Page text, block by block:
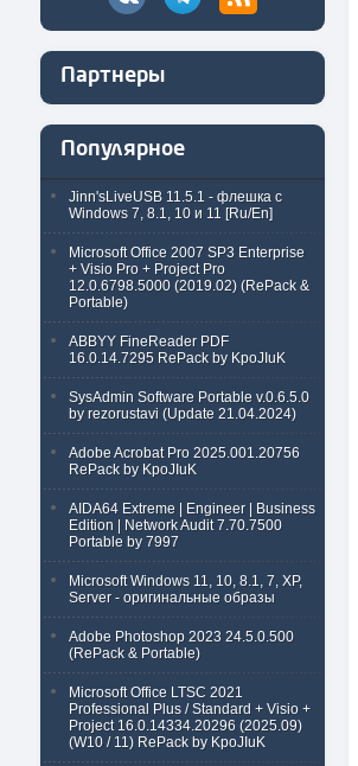
Партнеры
Популярное
Jinn'sLiveUSB 11.5.1 - флешка с
Windows 7, 8.1, 10 и 11 [Ru/En]
Microsoft Office 2007 SP3 Enterprise
+ Visio Pro + Project Pro
12.0.6798.5000 (2019.02) (RePack &
Portable)
ABBYY FineReader PDF
16.0.14.7295 RePack by KpoJIuK
SysAdmin Software Portable v.0.6.5.0
by rezorustavi (Update 21.04.2024)
Adobe Acrobat Pro 2025.001.20756
RePack by KpoJIuK
AIDA64 Extreme | Engineer | Business
Edition | Network Audit 7.70.7500
Portable by 7997
Microsoft Windows 11, 10, 8.1, 7, XP,
Server - оригинальные образы
Adobe Photoshop 2023 24.5.0.500
(RePack & Portable)
Microsoft Office LTSC 2021
Professional Plus / Standard + Visio +
Project 16.0.14334.20296 (2025.09)
(W10 / 11) RePack by KpoJIuK